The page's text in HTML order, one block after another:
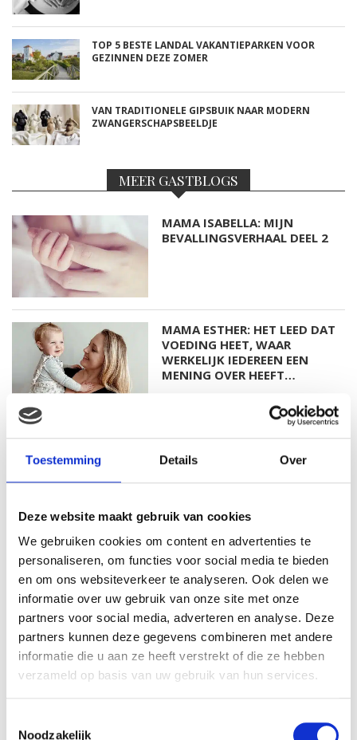
Toestemming Details Over
Deze website maakt gebruik van cookies
We gebruiken cookies om content en advertenties te
personaliseren, om functies voor social media te bieden
en om ons websiteverkeer te analyseren. Ook delen we
informatie over uw gebruik van onze site met onze
partners voor social media, adverteren en analyse. Deze
partners kunnen deze gegevens combineren met andere
informatie die u aan ze heeft verstrekt of die ze hebben
verzameld op basis van uw gebruik van hun services.
Noodzakelijk
TOP 5 BESTE LANDAL VAKANTIEPARKEN VOOR
GEZINNEN DEZE ZOMER
VAN TRADITIONELE GIPSBUIK NAAR MODERN
ZWANGERSCHAPSBEELDJE
MEER GASTBLOGS
MAMA ISABELLA: MIJN
BEVALLINGSVERHAAL DEEL 2
MAMA ESTHER: HET LEED DAT
VOEDING HEET, WAAR
WERKELIJK IEDEREEN EEN
MENING OVER HEEFT…
MAMA ESTHER: OP MIJN 20E
MIJN EERSTE DOCHTER
MAMA ISABELLA: MIJN
BEVALLINGSVERHAAL DEEL 1
MAMA ALYSIA: IK KREEG
HERHAALDE MISKRAMEN, IK
VOELDE ME EEN